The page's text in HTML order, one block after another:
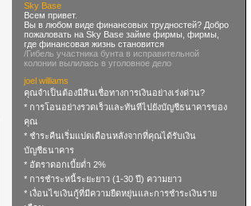
Sky Base
Всем привет.
Вы в любом виде финансовых трудностей? Добро
пожаловать на Sky Base займе фирмы, фирмы,
где финансовая жизнь становится
/Гибель участника бунта в исправительной
колонии вылилась в уголовное дело
joel williams
คุณจำเป็นต้องมีสินเชื่อทางการเงินอย่างเร่งด่วน?
* การโอนอย่างรวดเร็วและทันทีไปยังบัญชีธนาคารของ
คุณ
* ชําระคืนเริ่มแปดเดือนหลังจากที่คุณได้รับเงิน
บัญชีธนาคาร
* อัตราดอกเบี้ยต่ำ 2%
* การชำระหนี้ระยะยาว (1-30 ปี) ความยาว
* เงื่อนไขเงินกู้ที่มีความยืดหยุ่นและการชำระเงินราย